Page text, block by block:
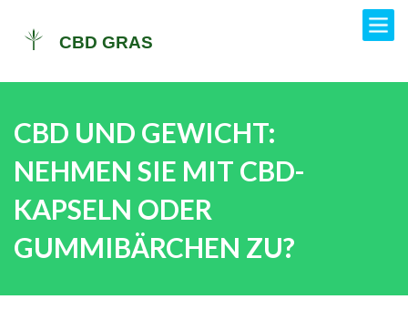
CBD UND GEWICHT:
NEHMEN SIE MIT CBD-
KAPSELN ODER
GUMMIBÄRCHEN ZU?